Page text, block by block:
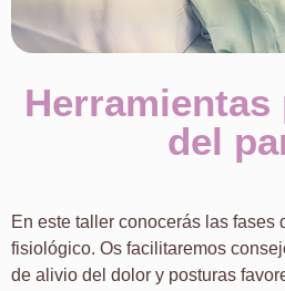
Herramientas
del
En este taller conocerás las fases
fisiológico. Os facilitaremos
de alivio del dolor y posturas